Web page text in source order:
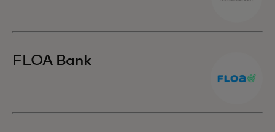
FLOA Bank